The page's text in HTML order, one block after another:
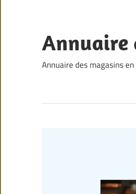
content
Annuaire
Annuaire des magasins